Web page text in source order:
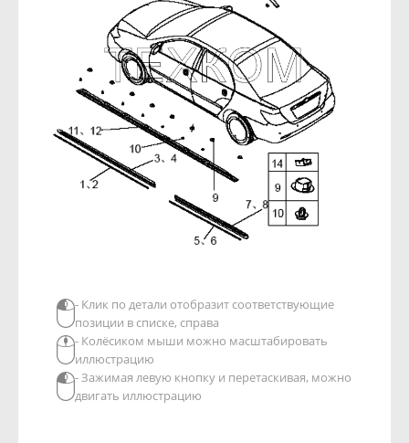
- Клик по детали отобразит соответствующие
позиции в списке, справа
- Колёсиком мыши можно масштабировать
иллюстрацию
- Зажимая левую кнопку и перетаскивая, можно
двигать иллюстрацию